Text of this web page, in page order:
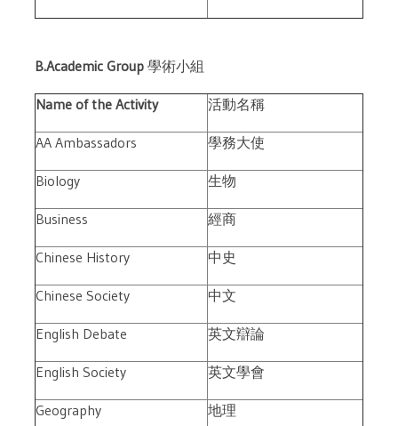
B.Academic Group 學術小組
Name of the Activity 活動名稱
AA Ambassadors 學務大使
Biology 生物
Business 經商
Chinese History 中史
Chinese Society 中文
English Debate 英文辯論
English Society 英文學會
Geography 地理